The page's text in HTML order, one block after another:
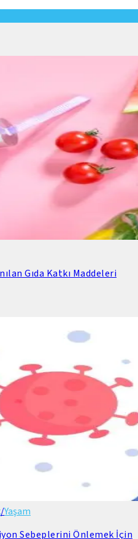
Gıda Katkı Maddeleri
/Yaşam
Sebeplerini Önlemek İçin